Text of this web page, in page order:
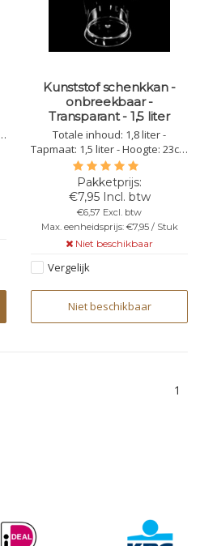
Kunststof schenkkan -
onbreekbaar -
Transparant - 1,5 liter
Totale inhoud: 1,8 liter -
Tapmaat: 1,5 liter - Hoogte: 23cm
- Diameter bovenkant: 13,5cm
(zonder schenktuit) - Diameter
onderkant: 11,8cm - Kleur:
transparant - Kunststof
Polycarbonaat - Niet Stapelbaar
- Herbruikbaar -
Vaatwasbestendig -
Bedrukbaar - O
€7,95 Incl. btw
€6,57 Excl. btw
Max. eenheidsprijs: €7,95 / Stuk
Niet beschikbaar
Vergelijk
Niet beschikbaar
1